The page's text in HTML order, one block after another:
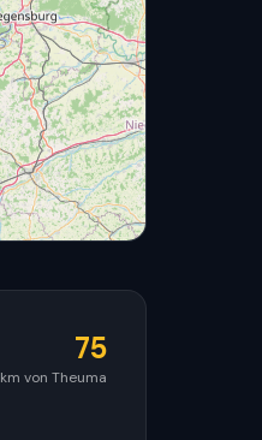
75
km von Theuma